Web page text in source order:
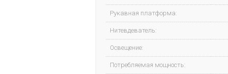
Рукавная платформа:
Нитевдеватель:
Освещение:
Потребляемая мощность: